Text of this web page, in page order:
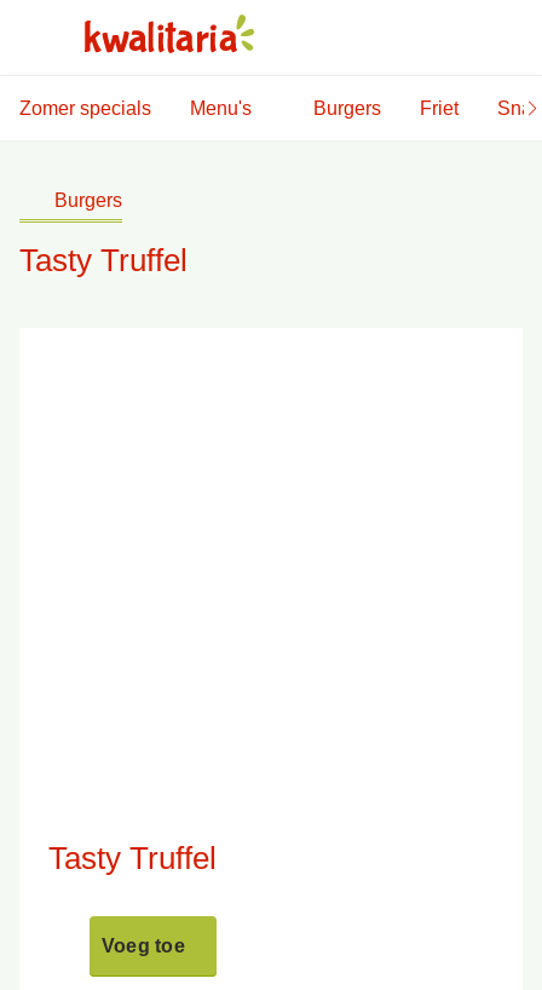
Zomer specials Menu's Burgers Friet
Burgers
Tasty Truffel
Tasty Truffel
Voeg toe